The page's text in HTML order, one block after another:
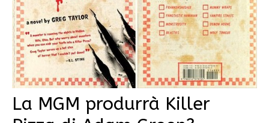
La MGM produrrà Killer